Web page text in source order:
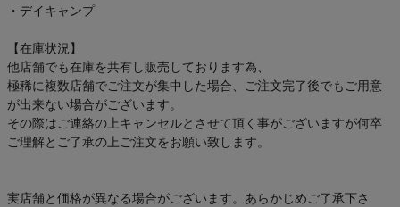
・デイキャンプ
【在庫状況】
他店舗でも在庫を共有し販売しております為、
極稀に複数店舗でご注文が集中した場合、ご注文完了後でもご用意
が出来ない場合がございます。
その際はご連絡の上キャンセルとさせて頂く事がございますが何卒
ご理解とご了承の上ご注文をお願い致します。
実店舗と価格が異なる場合がございます。あらかじめご了承下さ